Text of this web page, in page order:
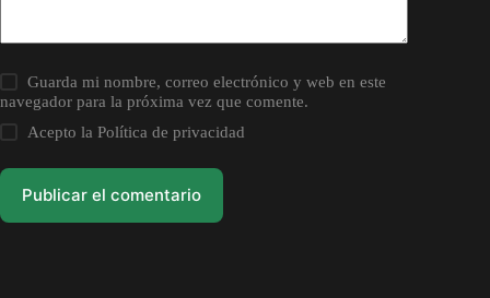
Guarda mi nombre, correo electrónico y web en este
navegador para la próxima vez que comente.
Acepto laPolítica de privacidad
Publicar el comentario